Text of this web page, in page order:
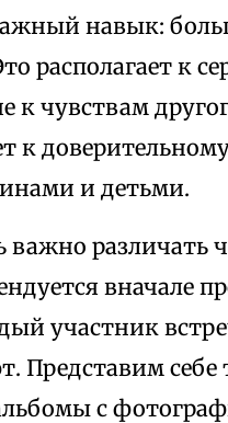
навык:
располагает к
чувствам
к
и детьми.
важно различать
вначале
участник
Представим
с